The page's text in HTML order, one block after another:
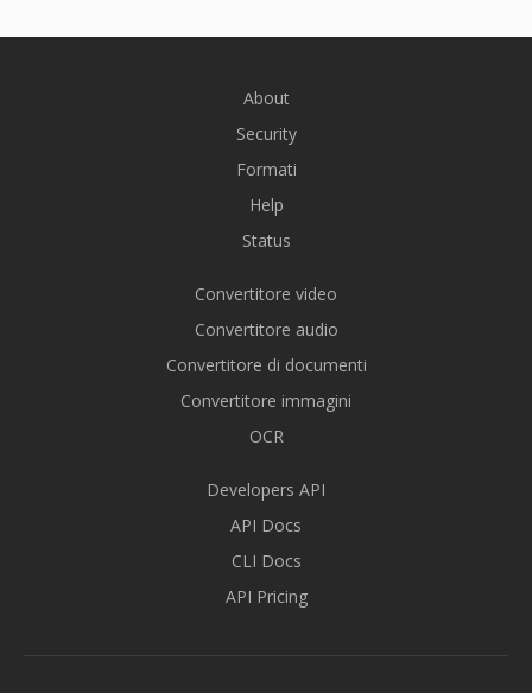
About
Security
Formati
Help
Status
Convertitore video
Convertitore audio
Convertitore di documenti
Convertitore immagini
OCR
Developers API
API Docs
CLI Docs
API Pricing